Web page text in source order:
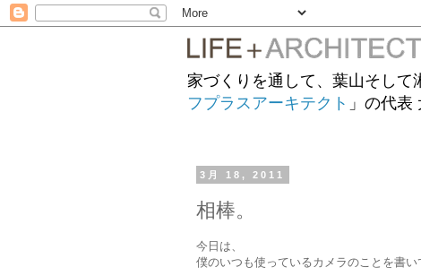
家づくりを通して、葉山そし
フプラスアーキテクト 」の代表
3月 18, 2011
相棒。
今日は、
僕のいつも使っているカメラのことを書い